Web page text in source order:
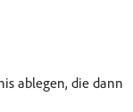
ablegen, die dann